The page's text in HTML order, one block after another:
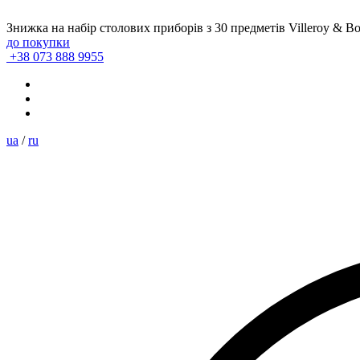
Знижка на набір столових приборів з 30 предметів Villeroy &
до покупки
+38 073 888 9955
ua / ru